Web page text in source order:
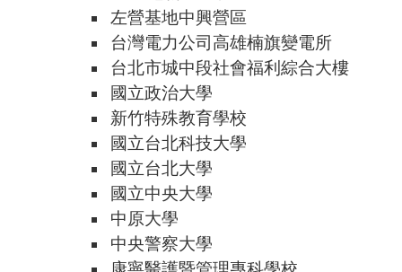
左營基地中興營區
台灣電力公司高雄楠旗變電所
台北市城中段社會福利綜合大樓
國立政治大學
新竹特殊教育學校
國立台北科技大學
國立台北大學
國立中央大學
中原大學
中央警察大學